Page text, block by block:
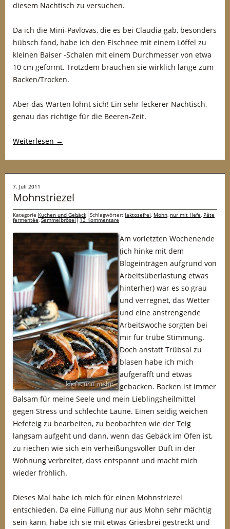
diesem Nachtisch zu versuchen.
Da ich die Mini-Pavlovas, die es bei Claudia gab, besonders
hübsch fand, habe ich den Eischnee mit einem Löffel zu
kleinen Baiser -Schalen mit einem Durchmesser von etwa
10 cm geformt. Trotzdem brauchen sie wirklich lange zum
Backen/Trocken.
Aber das Warten lohnt sich! Ein sehr leckerer Nachtisch,
genau das richtige für die Beeren-Zeit.
Weiterlesen →
7. Juli 2011
Mohnstriezel
Kategorie Kuchen und Gebäck Schlagwörter: laktosefrei, Mohn, nur mit Hefe, Pâte
fermentée,Semmelbrösel 13 Kommentare
Am vorletzten Wochenende
(ich hinke mit dem
Blogeinträgen aufgrund von
Arbeitsüberlastung etwas
hinterher) war es so grau
und verregnet, das Wetter
und eine anstrengende
Arbeitswoche sorgten bei
mir für trübe Stimmung.
Doch anstatt Trübsal zu
blasen habe ich mich
aufgerafft und etwas
gebacken. Backen ist immer
Balsam für meine Seele und mein Lieblingsheilmittel
gegen Stress und schlechte Laune. Einen seidig weichen
Hefeteig zu bearbeiten, zu beobachten wie der Teig
langsam aufgeht und dann, wenn das Gebäck im Ofen ist,
zu riechen wie sich ein verheißungsvoller Duft in der
Wohnung verbreitet, dass entspannt und macht mich
wieder fröhlich.
Dieses Mal habe ich mich für einen Mohnstriezel
entschieden. Da eine Füllung nur aus Mohn sehr mächtig
sein kann, habe ich sie mit etwas Griesbrei gestreckt und